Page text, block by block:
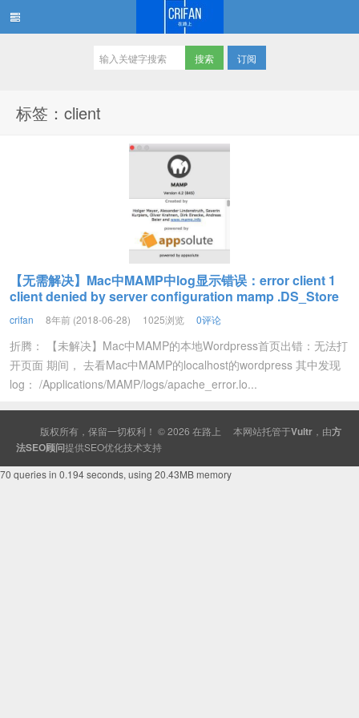
订阅
标签：client
【无需解决】Mac中MAMP中log显示错误：error client 1
client denied by server configuration mamp .DS_Store
crifan 8年前 (2018-06-28) 1025浏览 0评论
折腾： 【未解决】Mac中MAMP的本地Wordpress首页出错：无法打
开页面 期间， 去看Mac中MAMP的localhost的wordpress 其中发现
log： /Applications/MAMP/logs/apache_error.lo...
版权所有，保留一切权利！ © 2026 在路上 本网站托管于Vultr ，由方
法SEO顾问提供SEO优化技术支持
70 queries in 0.194 seconds, using 20.43MB memory